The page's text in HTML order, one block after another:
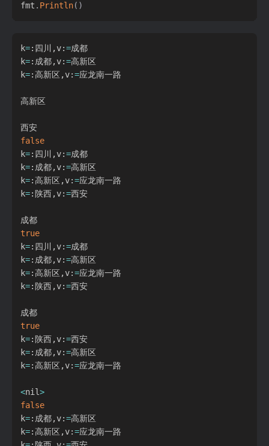
fmt . Println( )
k=:四川,v:=成都
k=:成都,v:=高新区
k=:高新区,v:=应龙南一路
高新区
false
k=:四川,v:=成都
k=:成都,v:=高新区
k=:高新区,v:=应龙南一路
k=:陕西,v:=西安
true
k=:四川,v:=成都
k=:成都,v:=高新区
k=:高新区,v:=应龙南一路
k=:陕西,v:=西安
true
k=:陕西,v:=西安
k=:成都,v:=高新区
k=:高新区,v:=应龙南一路
<nil>
false
k=:成都,v:=高新区
k=:高新区,v:=应龙南一路